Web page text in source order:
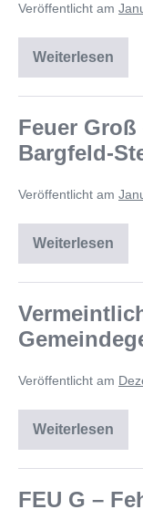
Veröffentlicht am
Weiterlesen
Feuer
Bargfeld-
Veröffentlicht am
Weiterlesen
Veröffentlicht am
Weiterlesen
FEU G –